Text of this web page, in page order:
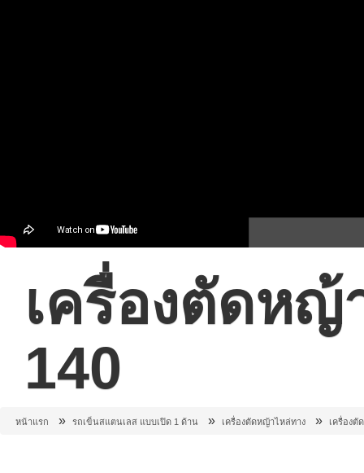
เครื่องตัดหญ้
140
หน้าแรก » รถเข็นสแตนเลส แบบเปิด 1 ด้าน » เครื่องตัดหญ้าไหล่ทาง » เครื่องตั